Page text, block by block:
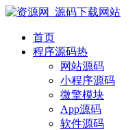
首页
程序源码热
网站源码
小程序源码
微擎模块
App源码
软件源码